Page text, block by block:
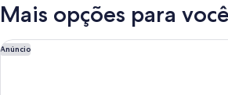
cama
Mais opções para você
Anúncio
citizenM Paris la Défense